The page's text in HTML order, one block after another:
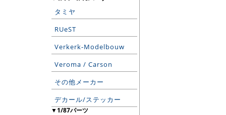
タミヤ
RUeST
Verkerk-Modelbouw
Veroma / Carson
その他メーカー
デカール/ステッカー
▼1/87パーツ